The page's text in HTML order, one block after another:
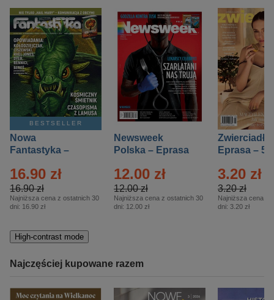
BESTSELLER
Nowa
Fantastyka –
16.90 zł
16.90 zł
Najniższa cena z ostatnich 30
dni: 16.90 zł
Newsweek
Polska – Eprasa
12.00 zł
12.00 zł
Najniższa cena z ostatnich 30
dni: 12.00 zł
Zwierciadło
Eprasa – 5/
3.20 zł
3.20 zł
Najniższa cena z
dni: 3.20 zł
High-contrast mode
Najczęściej kupowane razem